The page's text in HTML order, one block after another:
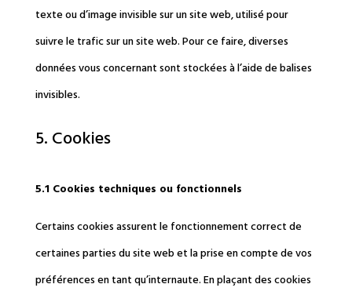
texte ou d’image invisible sur un site web, utilisé pour
suivre le trafic sur un site web. Pour ce faire, diverses
données vous concernant sont stockées à l’aide de balises
invisibles.
5. Cookies
5.1 Cookies techniques ou fonctionnels
Certains cookies assurent le fonctionnement correct de
certaines parties du site web et la prise en compte de vos
préférences en tant qu’internaute. En plaçant des cookies